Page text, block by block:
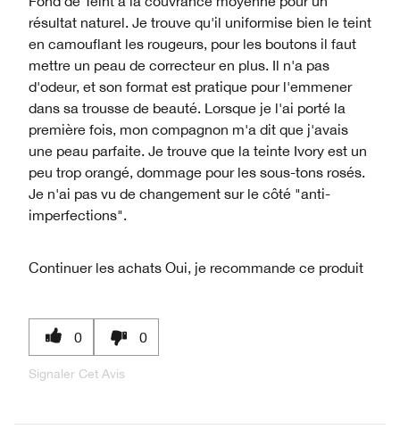
résultat naturel. Je trouve qu'il uniformise bien le teint
en camouflant les rougeurs, pour les boutons il faut
mettre un peau de correcteur en plus. Il n'a pas
d'odeur, et son format est pratique pour l'emmener
dans sa trousse de beauté. Lorsque je l'ai porté la
première fois, mon compagnon m'a dit que j'avais
une peau parfaite. Je trouve que la teinte Ivory est un
peu trop orangé, dommage pour les sous-tons rosés.
Je n'ai pas vu de changement sur le côté "anti-
imperfections".
Continuer les achats Oui, je recommande ce produit
0 0
Signaler Cet Avis